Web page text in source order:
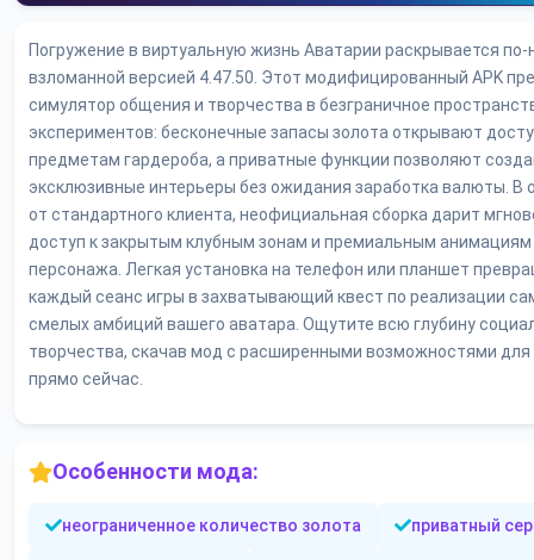
Погружение в виртуальную жизнь Аватарии раскрывается по-
взломанной версией 4.47.50. Этот модифицированный APK
симулятор общения и творчества в безграничное
экспериментов: бесконечные запасы золота открывают
предметам гардероба, а приватные функции позволяют
эксклюзивные интерьеры без ожидания заработка валюты. В
от стандартного клиента, неофициальная сборка дарит
доступ к закрытым клубным зонам и премиальным анимациям
персонажа. Легкая установка на телефон или планшет
каждый сеанс игры в захватывающий квест по реализации
смелых амбиций вашего аватара. Ощутите всю глубину
творчества, скачав мод с расширенными возможностями для
прямо сейчас.
Особенности мода:
неограниченное количество золота приватный